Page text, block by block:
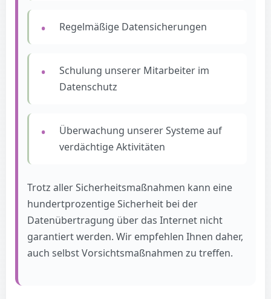
Regelmäßige Datensicherungen
Schulung unserer Mitarbeiter im
Datenschutz
Überwachung unserer Systeme auf
verdächtige Aktivitäten
Trotz aller Sicherheitsmaßnahmen kann eine
hundertprozentige Sicherheit bei der
Datenübertragung über das Internet nicht
garantiert werden. Wir empfehlen Ihnen daher,
auch selbst Vorsichtsmaßnahmen zu treffen.